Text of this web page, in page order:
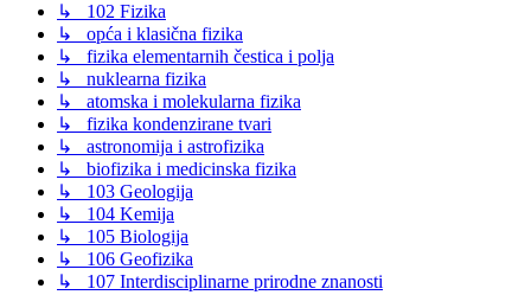
↳ 102 Fizika
↳ opća i klasična fizika
↳ fizika elementarnih čestica i polja
↳ nuklearna fizika
↳ atomska i molekularna fizika
↳ fizika kondenzirane tvari
↳ astronomija i astrofizika
↳ biofizika i medicinska fizika
↳ 103 Geologija
↳ 104 Kemija
↳ 105 Biologija
↳ 106 Geofizika
↳ 107 Interdisciplinarne prirodne znanosti